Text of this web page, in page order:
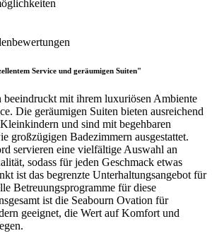
Service und geräumigen Suiten"
beeindruckt mit ihrem luxuriösen Ambiente
Die geräumigen Suiten bieten ausreichend
und sind mit begehbaren
großzügigen Badezimmern ausgestattet.
servieren eine vielfältige Auswahl an
sodass für jeden Geschmack etwas
ist das begrenzte Unterhaltungsangebot für
Betreuungsprogramme für diese
ist die Seabourn Ovation für
geeignet, die Wert auf Komfort und